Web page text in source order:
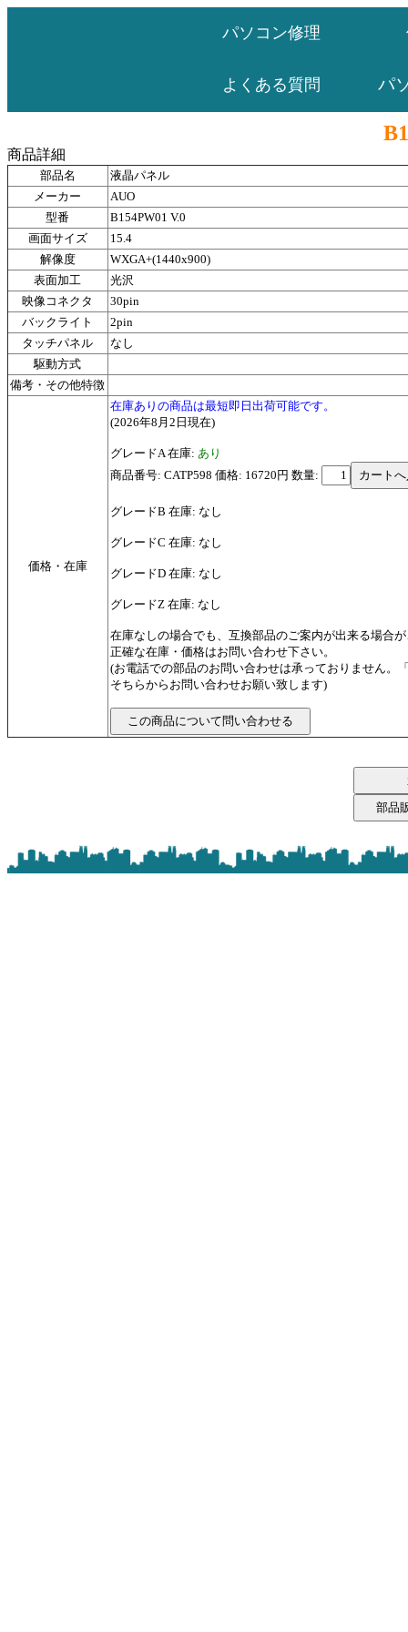
パソコン修理
よくある質問 パ
商品詳細
部品名
液晶パネル
メーカー
AUO
型番
B154PW01 V.0
画面サイズ
15.4
解像度
WXGA+(1440x900)
表面加工
光沢
映像コネクタ
30pin
バックライト
2pin
タッチパネル
なし
駆動方式
備考・その他特徴
価格・在庫
在庫ありの商品は最短即日出荷可能です。
(2026年8月2日現在)
グレードA 在庫: あり
商品番号: CATP598 価格: 16720円 数量:
グレードB 在庫: なし
グレードC 在庫: なし
グレードD 在庫: なし
グレードZ 在庫: なし
在庫なしの場合でも、互換部品のご案内が出来る場合
正確な在庫・価格はお問い合わせ下さい。
(お電話での部品のお問い合わせは承っておりません。
そちらからお問い合わせお願い致します)